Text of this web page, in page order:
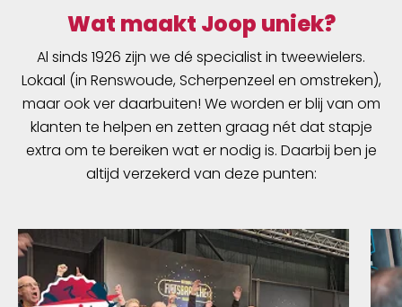
Wat maakt Joop uniek?
Al sinds 1926 zijn we dé specialist in tweewielers.
Lokaal (in Renswoude, Scherpenzeel en omstreken),
maar ook ver daarbuiten! We worden er blij van om
klanten te helpen en zetten graag nét dat stapje
extra om te bereiken wat er nodig is. Daarbij ben je
altijd verzekerd van deze punten: